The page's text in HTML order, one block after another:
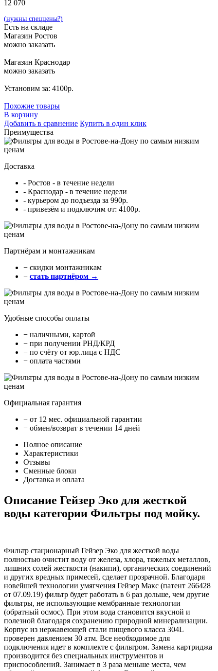
12 070
(нужны спеццены?)
Есть на складе
Магазин Ростов
можно заказать
Магазин Краснодар
можно заказать
Установим за: 4100р.
Похожие товары
В корзину
Добавить в сравнение Купить в один клик
Преимущества
Доставка
- Ростов - в течение недели
- Краснодар - в течение недели
- курьером до подъезда за 990р.
- привезём и подключим от: 4100р.
Партнёрам и монтажникам
− cкидки монтажникам
− стать партнёром →
Удобные способы оплаты
− наличными, картой
− при получении РНД/КРД
− по счёту от юр.лица с НДС
− оплата частями
Официальная гарантия
− от 12 мес. официальной гарантии
− обмен/возврат в течении 14 дней
Полное описание
Характеристики
Отзывы
Сменные блоки
Доставка и оплата
Описание Гейзер Эко для жесткой
воды категории Фильтры под мойку.
Фильтр стационарный Гейзер Эко для жесткой воды
полностью очистит воду от железа, хлора, тяжелых металлов,
лишних солей жесткости (накипи), органических соединений
и других вредных примесей, сделает прозрачной. Благодаря
новейшей технологии умягчения Гейзер Макс (патент 266428
от 07.09.19) фильтр будет работать в 6 раз дольше, чем другие
фильтры, не использующие мембранные технологии
(обратный осмос). При этом вода становится вкусной и
полезной благодаря сохранению природной минерализации.
Корпус из нержавеющей стали пищевого класса 304L
проверен давлением 30 атм. Все необходимое для
подключения идет в комплекте с фильтром. Замена картриджа
производится без специальных инструментов и
приспособлений. Занимает в 3 раза меньше места, чем